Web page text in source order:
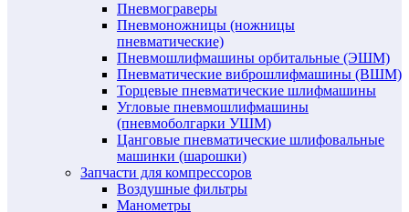
Пневмограверы
Пневмоножницы (ножницы
пневматические)
Пневмошлифмашины орбитальные (ЭШМ)
Пневматические виброшлифмашины (ВШМ)
Торцевые пневматические шлифмашины
Угловые пневмошлифмашины
(пневмоболгарки УШМ)
Цанговые пневматические шлифовальные
машинки (шарошки)
Запчасти для компрессоров
Воздушные фильтры
Манометры